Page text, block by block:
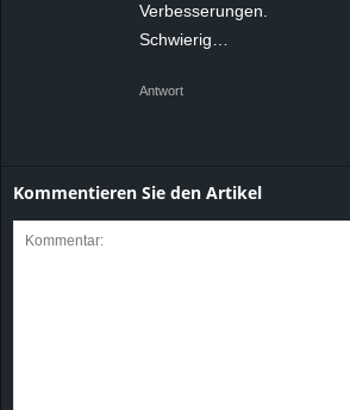
Verbesserungen.
Schwierig…
Antwort
Kommentieren Sie den Artikel